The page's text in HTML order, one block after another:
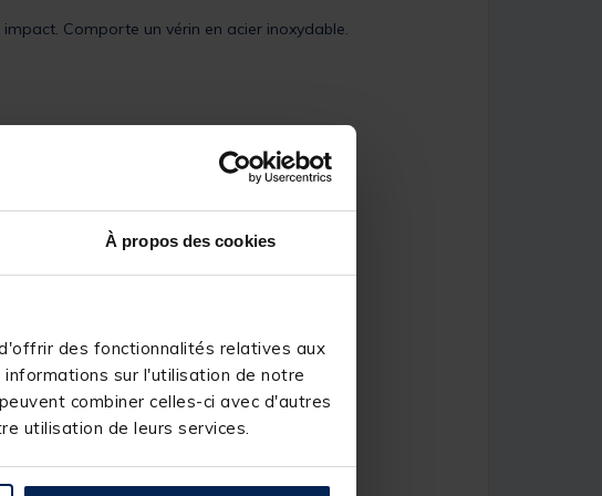
À propos des cookies
des fonctionnalités relatives aux
sur l'utilisation de notre
combiner celles-ci avec d'autres
utilisation de leurs services.
Comporte un vérin en acier inoxydable.